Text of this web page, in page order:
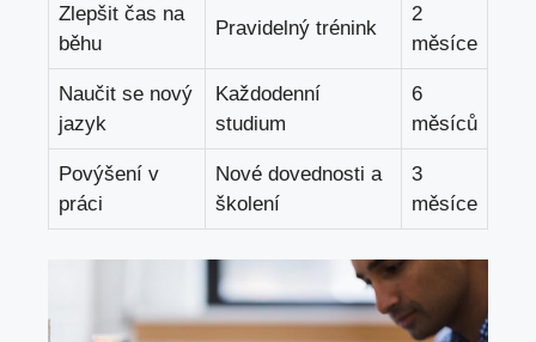
Zlepšit čas na
běhu
Pravidelný trénink
2
⁣měsíce
Naučit se nový
jazyk
Každodenní
studium
6
měsíců
Povýšení v
práci
Nové dovednosti a⁢
školení
3
měsíce